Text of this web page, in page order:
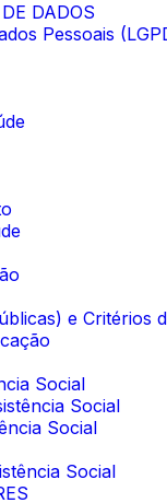
DADOS
Pessoais
e Critérios
Social
Social
Social
Social